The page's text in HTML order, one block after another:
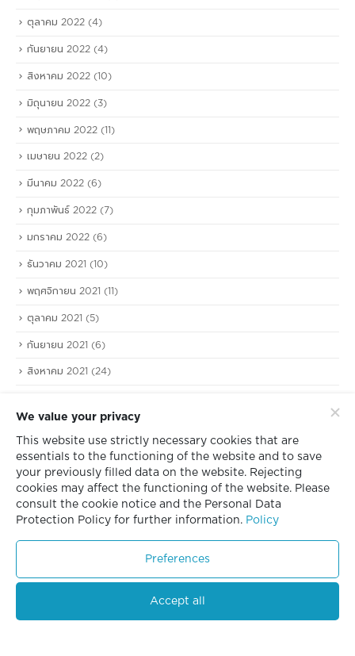
ตุลาคม 2022 (4)
กันยายน 2022 (4)
สิงหาคม 2022 (10)
มิถุนายน 2022 (3)
พฤษภาคม 2022 (11)
เมษายน 2022 (2)
มีนาคม 2022 (6)
กุมภาพันธ์ 2022 (7)
มกราคม 2022 (6)
ธันวาคม 2021 (10)
พฤศจิกายน 2021 (11)
ตุลาคม 2021 (5)
กันยายน 2021 (6)
สิงหาคม 2021 (24)
มิถุนายน 2021 (5)
พฤษภาคม 2021(10)
เมษายน 2021(3)
มีนาคม 2021 (7)
We value your privacy
This website use strictly necessary cookies that are
essentials to the functioning of the website and to save
your previously filled data on the website. Rejecting
cookies may affect the functioning of the website. Please
consult the cookie notice and the Personal Data
Protection Policy for further information. Policy
Preferences
Accept all